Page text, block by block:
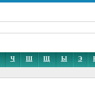
Ч Ш Щ Ы Э